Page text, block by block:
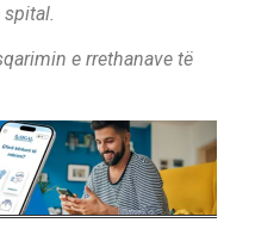
spital.
e rrethanave të